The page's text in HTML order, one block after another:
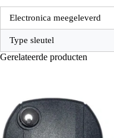
Electronica meegeleverd
Type sleutel
Gerelateerde producten